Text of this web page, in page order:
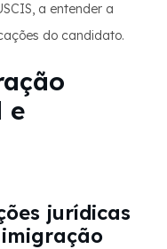
a entender a
do candidato.
e
jurídicas